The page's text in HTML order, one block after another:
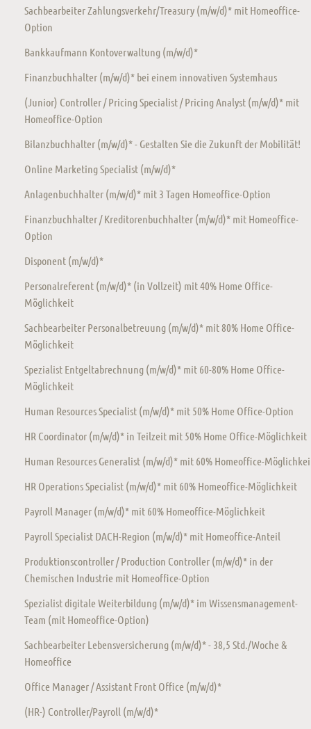
Sachbearbeiter Zahlungsverkehr/Treasury (m/w/d)* mit Homeoffice-
Option
Bankkaufmann Kontoverwaltung (m/w/d)*
Finanzbuchhalter (m/w/d)* bei einem innovativen Systemhaus
(Junior) Controller / Pricing Specialist / Pricing Analyst (m/w/d)* mit
Homeoffice-Option
Bilanzbuchhalter (m/w/d)* - Gestalten Sie die Zukunft der Mobilität!
Online Marketing Specialist (m/w/d)*
Anlagenbuchhalter (m/w/d)* mit 3 Tagen Homeoffice-Option
Finanzbuchhalter / Kreditorenbuchhalter (m/w/d)* mit Homeoffice-
Option
Disponent (m/w/d)*
Personalreferent (m/w/d)* (in Vollzeit) mit 40% Home Office-
Möglichkeit
Sachbearbeiter Personalbetreuung (m/w/d)* mit 80% Home Office-
Möglichkeit
Spezialist Entgeltabrechnung (m/w/d)* mit 60-80% Home Office-
Möglichkeit
Human Resources Specialist (m/w/d)* mit 50% Home Office-Option
HR Coordinator (m/w/d)* in Teilzeit mit 50% Home Office-Möglichkeit
Human Resources Generalist (m/w/d)* mit 60% Homeoffice-
HR Operations Specialist (m/w/d)* mit 60% Homeoffice-Möglichkeit
Payroll Manager (m/w/d)* mit 60% Homeoffice-Möglichkeit
Payroll Specialist DACH-Region (m/w/d)* mit Homeoffice-Anteil
Produktionscontroller / Production Controller (m/w/d)* in der
Chemischen Industrie mit Homeoffice-Option
Spezialist digitale Weiterbildung (m/w/d)* im Wissensmanagement-
Team (mit Homeoffice-Option)
Sachbearbeiter Lebensversicherung (m/w/d)* - 38,5 Std./Woche &
Homeoffice
Office Manager / Assistant Front Office (m/w/d)*
(HR-) Controller/Payroll (m/w/d)*